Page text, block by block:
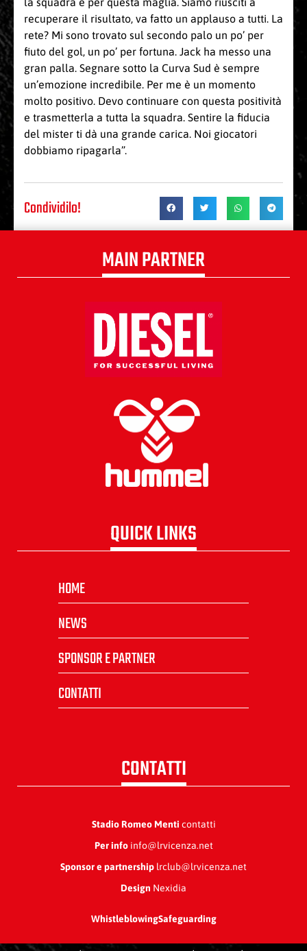
recuperare il risultato, va fatto un applauso a tutti. La
rete? Mi sono trovato sul secondo palo un po’ per
fiuto del gol, un po’ per fortuna. Jack ha messo una
gran palla. Segnare sotto la Curva Sud è sempre
un’emozione incredibile. Per me è un momento
molto positivo. Devo continuare con questa positività
e trasmetterla a tutta la squadra. Sentire la fiducia
del mister ti dà una grande carica. Noi giocatori
dobbiamo ripagarla”.
Condividilo!
MAIN PARTNER
QUICK LINKS
HOME
NEWS
SPONSOR E PARTNER
CONTATTI
CONTATTI
Stadio Romeo Menti contatti
Per infoinfo@lrvicenza.net
Sponsor e partnership lrclub@lrvicenza.net
Design Nexidia
WhistleblowingSafeguarding